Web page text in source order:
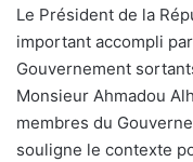
Le Président de la
important accompli
Gouvernement
Monsieur Ahmadou
membres du
souligne le contexte